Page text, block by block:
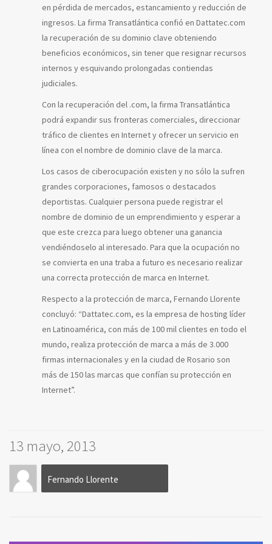
en pérdida de mercados, estancamiento y reducción de
ingresos. La firma Transatlántica confió en Dattatec.com
la recuperación de su dominio clave obteniendo
beneficios económicos, sin tener que resignar recursos
internos y esquivando prolongadas contiendas
judiciales.
Con la recuperación del .com, la firma Transatlántica
podrá expandir sus fronteras comerciales, direccionar
tráfico de clientes en Internet y ofrecer un servicio en
línea con el nombre de dominio clave de la marca.
Los casos de ciberocupación existen y no sólo la sufren
grandes corporaciones, famosos o destacados
deportistas. Cualquier persona puede registrar el
nombre de dominio de un emprendimiento y esperar a
que este crezca para luego obtener una ganancia
vendiéndoselo al interesado. Para que la ocupación no
se convierta en una traba a futuro es necesario realizar
una correcta protección de marca en Internet.
Respecto a la protección de marca, Fernando Llorente
concluyó: “Dattatec.com, es la empresa de hosting líder
en Latinoamérica, con más de 100 mil clientes en todo el
mundo, realiza protección de marca a más de 3.000
firmas internacionales y en la ciudad de Rosario son
más de 150 las marcas que confían su protección en
Internet”.
13 mayo, 2013
Fernando Llorente